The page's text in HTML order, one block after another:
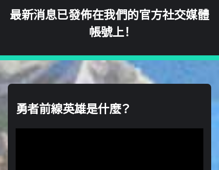
最新消息已發佈在我們的官方社交媒體
帳號上！
勇者前線英雄是什麼？